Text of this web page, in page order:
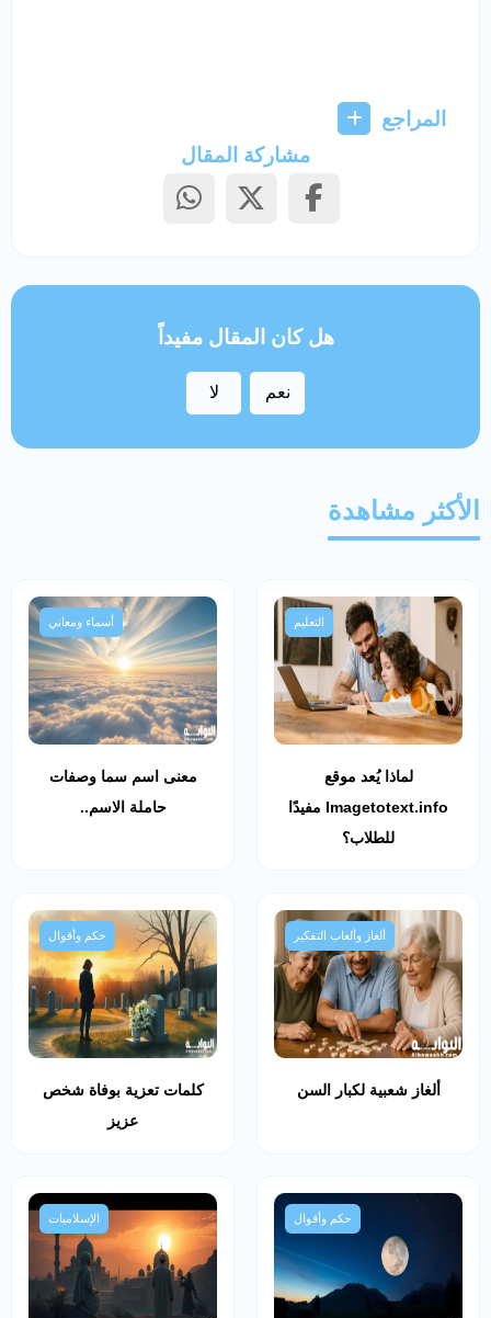
المراجع
مشاركة المقال
هل كان المقال مفيداً
نعم لا
الأكثر مشاهدة
التعليم
لماذا يُعد موقع
Imagetotext.info مفيدًا
للطلاب؟
أسماء ومعاني
معنى اسم سما وصفات
حاملة الاسم..
ألغاز وألعاب التفكير
ألغاز شعبية لكبار السن
حكم وأقوال
كلمات تعزية بوفاة شخص
عزيز
حكم وأقوال الإسلاميات